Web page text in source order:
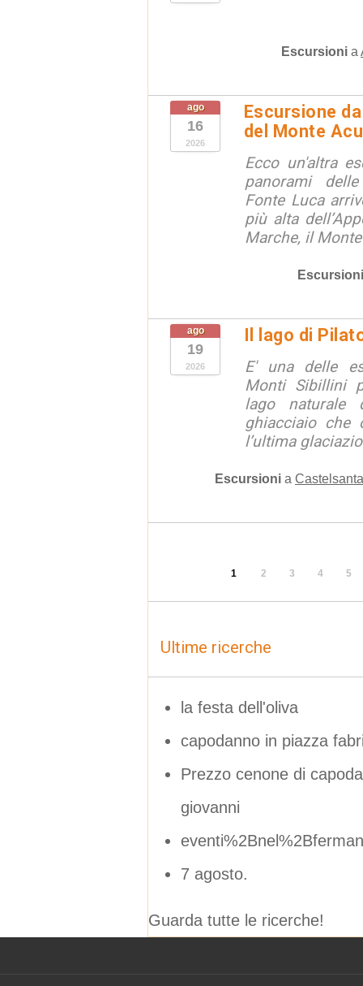
Escursioni a
ago
16
2026
Escursione
del Monte
Ecco un'altra
panorami
Fonte Luca
più alta
Marche, il
Escursioni
ago
19
2026
Il lago di
E' una delle
Monti Sibillini
lago naturale
ghiacciaio che
l’ultima
Escursioni a
1 2 3 4 5
Ultime ricerche
la festa dell'oliva
capodanno in piazza
Prezzo cenone di
giovanni
7 agosto.
Guarda tutte le ricerche!